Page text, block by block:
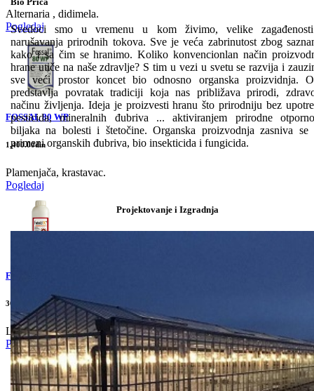
Svedoci smo u vremenu u kom živimo, velike
narušavanja prirodnih tokova. Sve je veća zabrinutost zbog
kako i sa čim se hranimo. Koliko konvencionlan način
hrane utiče na naše zdravlje? S tim u vezi u svetu se razvija i
sve veći prostor koncet bio odnosno organska proizvidnja.
predstavlja povratak tradiciji koja nas približava prirodi,
načinu življenja. Ideja je proizvesti hranu što prirodniju bez
pesticida, mineralnih đubriva ... aktiviranjem prirodne
biljaka na bolesti i štetočine. Organska proizvodnja zasniva se
primeni organskih đubriva, bio insekticida i fungicida.
Projektovanje i Izgradnja
Alternaria , didimela.
Pogledaj
FOSSAL 80 WP
1,400.00din
Plamenjača, krastavac.
Pogledaj
FUTOCID EC
300.00din
Lisni mineri ,žičnjak,kukuruzni plamenac .
Pogledaj